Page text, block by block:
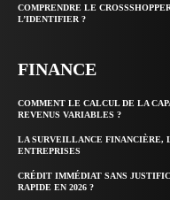
COMPRENDRE LE
L’IDENTIFIER ?
FINANCE
COMMENT LE CALCUL DE LA
REVENUS VARIABLES ?
LA SURVEILLANCE FINANCIÈRE,
ENTREPRISES
CRÉDIT IMMÉDIAT SANS
RAPIDE EN 2026 ?